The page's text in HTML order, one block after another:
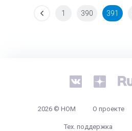
1 390 391
2026 © НОМ О проекте
Тех. поддержка